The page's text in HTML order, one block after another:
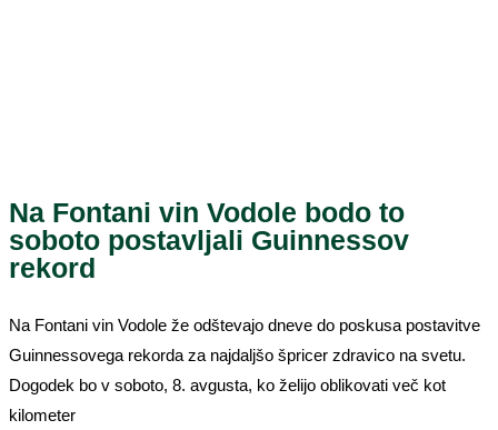
Na Fontani vin Vodole bodo to
soboto postavljali Guinnessov
rekord
Na Fontani vin Vodole že odštevajo dneve do poskusa postavitve
Guinnessovega rekorda za najdaljšo špricer zdravico na svetu.
Dogodek bo v soboto, 8. avgusta, ko želijo oblikovati več kot
kilometer